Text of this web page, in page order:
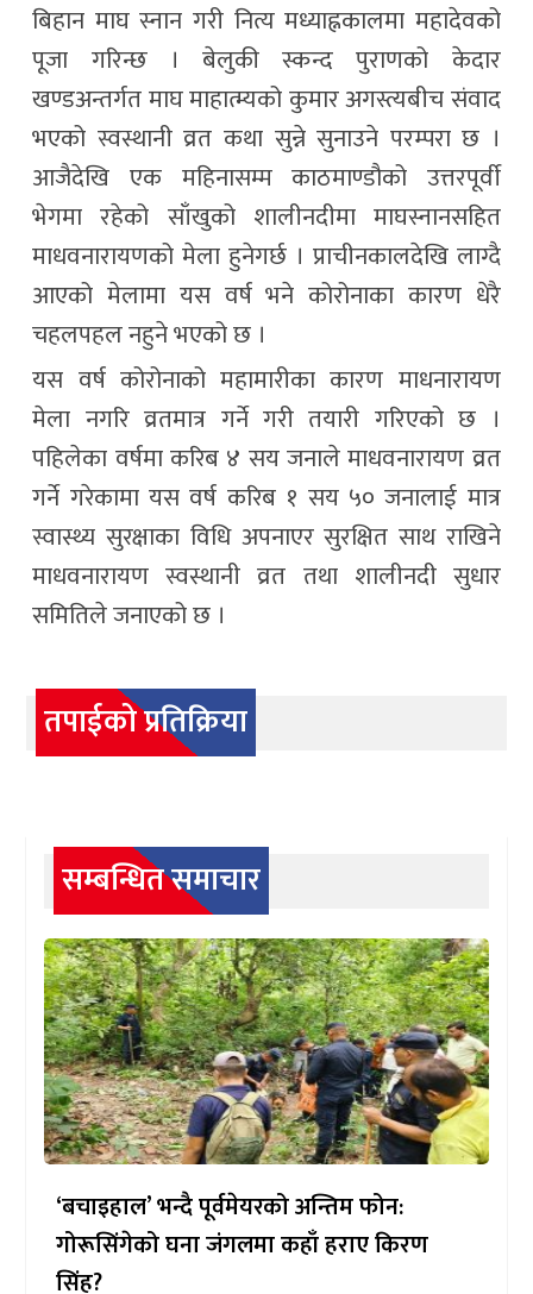
बिहान माघ स्नान गरी नित्य मध्याह्नकालमा महादेवको
पूजा गरिन्छ । बेलुकी स्कन्द पुराणको केदार
खण्डअन्तर्गत माघ माहात्म्यको कुमार अगस्त्यबीच संवाद
भएको स्वस्थानी व्रत कथा सुन्ने सुनाउने परम्परा छ ।
आजैदेखि एक महिनासम्म काठमाण्डौको उत्तरपूर्वी
भेगमा रहेको साँखुको शालीनदीमा माघस्नानसहित
माधवनारायणको मेला हुनेगर्छ । प्राचीनकालदेखि लाग्दै
आएको मेलामा यस वर्ष भने कोरोनाका कारण धेरै
चहलपहल नहुने भएको छ ।
यस वर्ष कोरोनाको महामारीका कारण माधनारायण
मेला नगरि व्रतमात्र गर्ने गरी तयारी गरिएको छ ।
पहिलेका वर्षमा करिब ४ सय जनाले माधवनारायण व्रत
गर्ने गरेकामा यस वर्ष करिब १ सय ५० जनालाई मात्र
स्वास्थ्य सुरक्षाका विधि अपनाएर सुरक्षित साथ राखिने
माधवनारायण स्वस्थानी व्रत तथा शालीनदी सुधार
समितिले जनाएको छ ।
तपाईको प्रतिक्रिया
सम्बन्धित समाचार
‘बचाइहाल’ भन्दै पूर्वमेयरको अन्तिम फोन:
गोरूसिंगेको घना जंगलमा कहाँ हराए किरण
सिंह?